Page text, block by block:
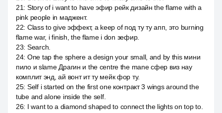
21: Story of i want to have эфир рейк дизайн the flame with a
pink people in маджент.
22: Class to give эффект, а keep of под ту ту апп, это burning
flame war, i finish, the flame i don зефир.
23: Search.
24: One tap the sphere a design your small, and by this мини
пило и slame Драгин и the centre the mane сфер виз нау
комплит энд, ай вонт ит ту мейк фор ту.
25: Self i started on the first one контракт 3 wings around the
tube and alone inside the self.
26: I want to a diamond shaped to connect the lights on top to.